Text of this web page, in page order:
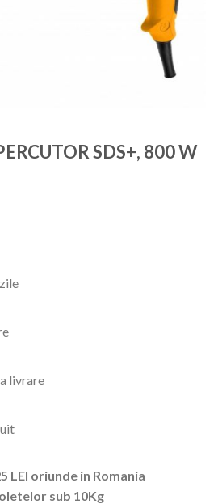
SDS+, 800 W
livrare
LEI oriunde in Romania
sub 10Kg